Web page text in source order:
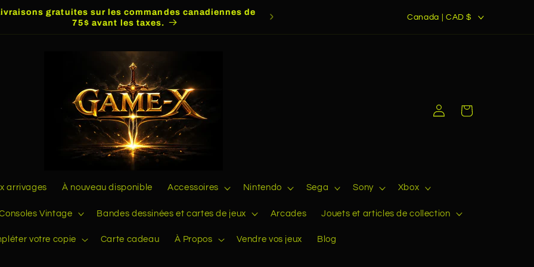
gratuites sur les commandes canadiennes de
75$ avant les taxes.
Livraison bientôt disponible dans les pays membres de
l'Union Européenne
P
o
n
Canada | CAD $
arrivages À nouveau disponible Accessoires Nintendo Sega Sony Xbox
Vintage Bandes dessinées et cartes de jeux Arcades Jouets et articles de collection
votre copie Carte cadeau À Propos Vendre vos jeux Blog
ConnexionPanier